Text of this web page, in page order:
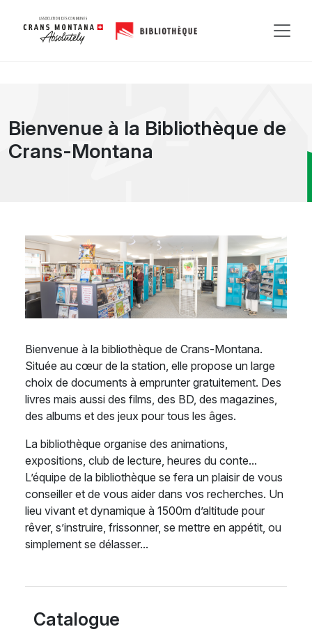
Bienvenue à la Bibliothèque de
Crans-Montana
Bienvenue à la bibliothèque de Crans-Montana.
Située au cœur de la station, elle propose un large
choix de documents à emprunter gratuitement. Des
livres mais aussi des films, des BD, des magazines,
des albums et des jeux pour tous les âges.
La bibliothèque organise des animations,
expositions, club de lecture, heures du conte...
L’équipe de la bibliothèque se fera un plaisir de vous
conseiller et de vous aider dans vos recherches. Un
lieu vivant et dynamique à 1500m d’altitude pour
rêver, s’instruire, frissonner, se mettre en appétit, ou
simplement se délasser...
Catalogue